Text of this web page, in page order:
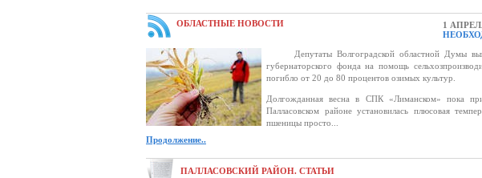
ОБЛАСТНЫЕ НОВОСТИ 1
Депутаты Волгоградской областной Думы
губернаторского фонда на помощь
погибло от 20 до 80 процентов озимых культур.
Долгожданная весна в СПК «Лиманском» пока
Палласовском районе установилась плюсовая
пшеницы просто...
Продолжение..
ПАЛЛАСОВСКИЙ РАЙОН. СТАТЬИ